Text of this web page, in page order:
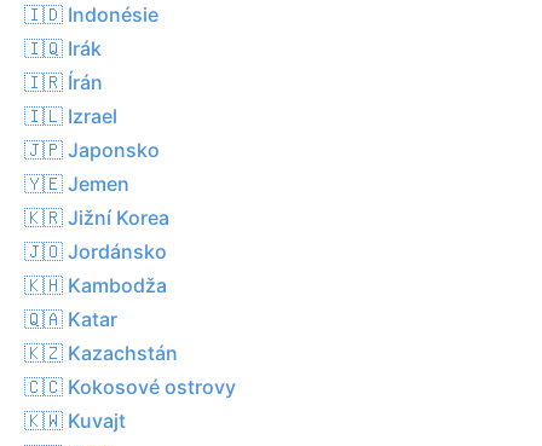
🇮🇩 Indonésie
🇮🇶 Irák
🇮🇷 Írán
🇮🇱 Izrael
🇯🇵 Japonsko
🇾🇪 Jemen
🇰🇷 Jižní Korea
🇯🇴 Jordánsko
🇰🇭 Kambodža
🇶🇦 Katar
🇰🇿 Kazachstán
🇨🇨 Kokosové ostrovy
🇰🇼 Kuvajt